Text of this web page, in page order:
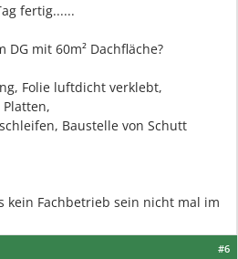
fertig......
mit 60m² Dachfläche?
Folie luftdicht verklebt,
Platten,
Baustelle von Schutt
kein Fachbetrieb sein nicht mal im
#6